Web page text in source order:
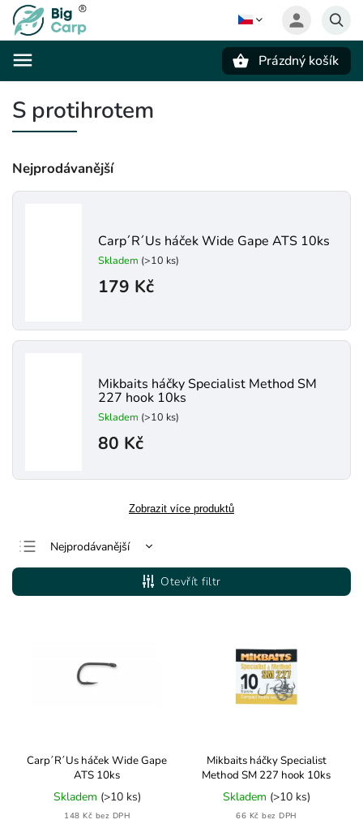
Prázdný košík
S protihrotem
Nejprodávanější
Carp´R´Us háček Wide Gape ATS 10ks
Skladem (>10 ks)
179 Kč
Mikbaits háčky Specialist Method SM
227 hook 10ks
Skladem (>10 ks)
80 Kč
Zobrazit více produktů
Nejprodávanější
Nejlevnější
Nejdražší
Otevřít filtr
Carp´R´Us háček Wide Gape
ATS 10ks
Skladem (>10 ks)
148 Kč bez DPH
Mikbaits háčky Specialist
Method SM 227 hook 10ks
Skladem (>10 ks)
66 Kč bez DPH